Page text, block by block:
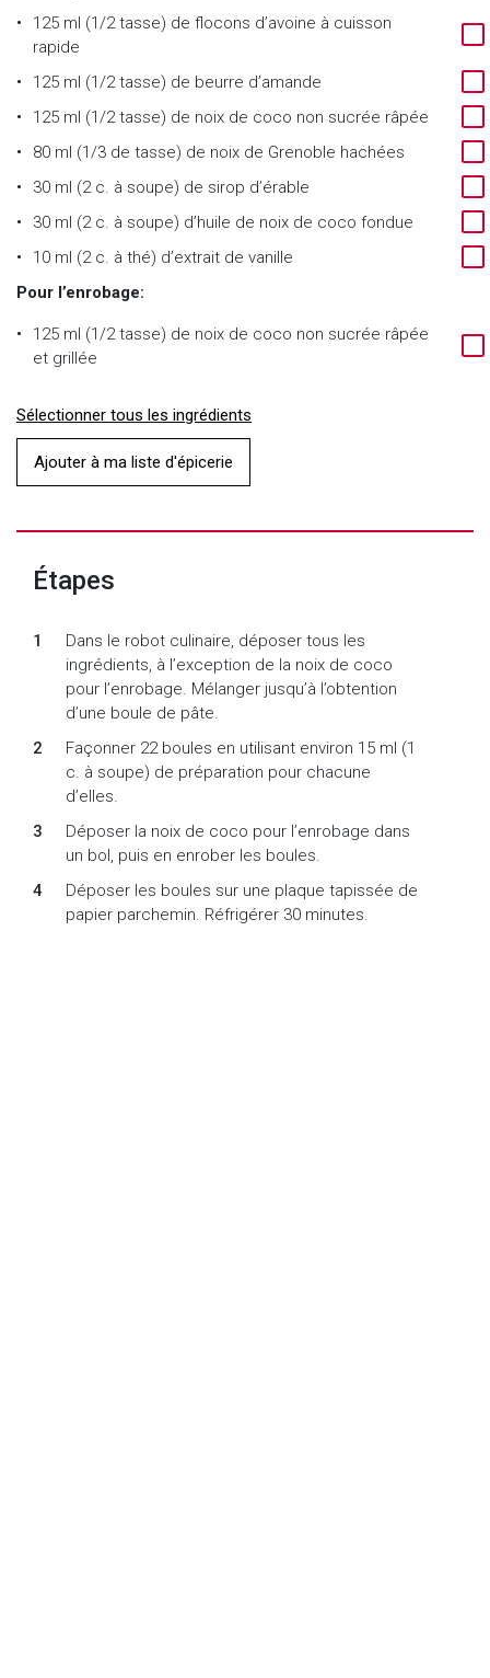
125 ml (1/2 tasse) de flocons d’avoine à cuisson
rapide
125 ml (1/2 tasse) de beurre d’amande
125 ml (1/2 tasse) de noix de coco non sucrée râpée
80 ml (1/3 de tasse) de noix de Grenoble hachées
30 ml (2 c. à soupe) de sirop d’érable
30 ml (2 c. à soupe) d’huile de noix de coco fondue
10 ml (2 c. à thé) d’extrait de vanille
Pour l’enrobage:
125 ml (1/2 tasse) de noix de coco non sucrée râpée
et grillée
Sélectionner tous les ingrédients
Ajouter à ma liste d'épicerie
Étapes
Dans le robot culinaire, déposer tous les
ingrédients, à l’exception de la noix de coco
pour l’enrobage. Mélanger jusqu’à l’obtention
d’une boule de pâte.
Façonner 22 boules en utilisant environ 15 ml (1
c. à soupe) de préparation pour chacune
d’elles.
Déposer la noix de coco pour l’enrobage dans
un bol, puis en enrober les boules.
Déposer les boules sur une plaque tapissée de
papier parchemin. Réfrigérer 30 minutes.